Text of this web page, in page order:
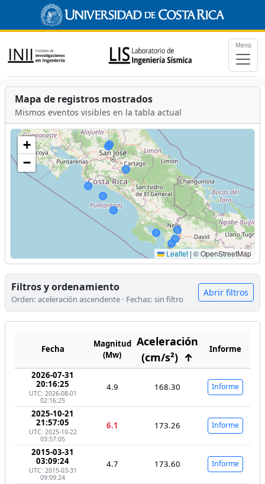
Menú
Mapa de registros mostrados
Mismos eventos visibles en la tabla actual
+
−
Leaflet | © OpenStreetMap
Filtros y ordenamiento
Orden: aceleración ascendente · Fechas: sin filtro
Abrir filtros
Fecha
Magnitud
(Mw)
Aceleración
(cm/s²) ↑
Informe
2026-07-31
20:16:25
UTC: 2026-08-01
02:16:25
4.9 168.30 Informe
2025-10-21
21:57:05
UTC: 2025-10-22
03:57:05
6.1 173.26 Informe
2015-03-31
03:09:24
UTC: 2015-03-31
09:09:24
4.7 173.60 Informe